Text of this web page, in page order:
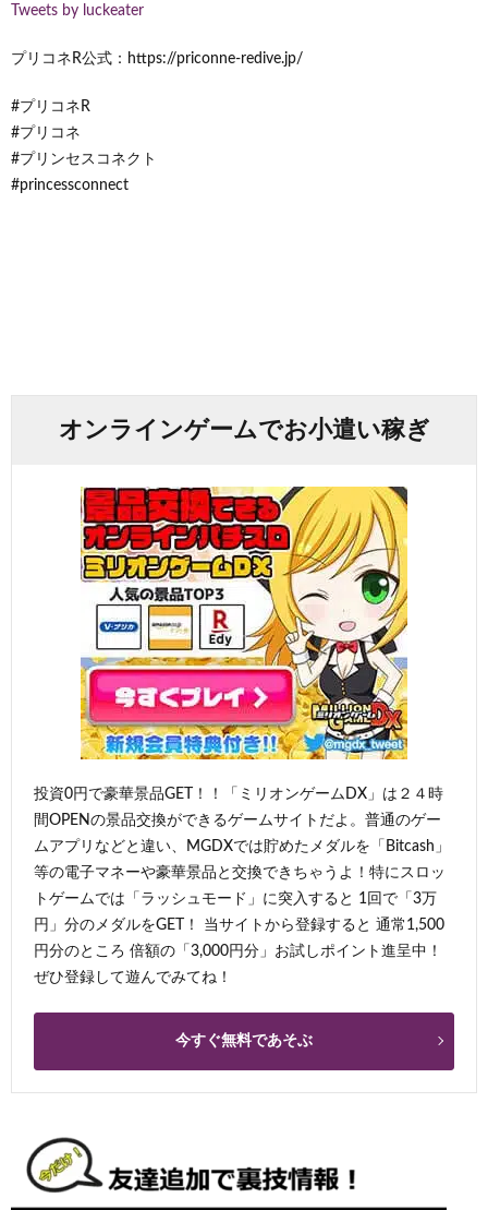
Tweets by luckeater
プリコネR公式：https://priconne-redive.jp/
#プリコネR
#プリコネ
#プリンセスコネクト
#princessconnect
オンラインゲームでお小遣い稼ぎ
投資0円で豪華景品GET！！「ミリオンゲームDX」は２４時
間OPENの景品交換ができるゲームサイトだよ。普通のゲー
ムアプリなどと違い、MGDXでは貯めたメダルを「Bitcash」
等の電子マネーや豪華景品と交換できちゃうよ！特にスロッ
トゲームでは「ラッシュモード」に突入すると 1回で「3万
円」分のメダルをGET！ 当サイトから登録すると 通常1,500
円分のところ 倍額の「3,000円分」お試しポイント進呈中！
ぜひ登録して遊んでみてね！
今すぐ無料であそぶ